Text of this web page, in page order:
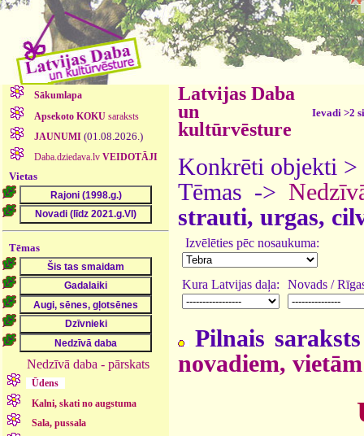
Sākumlapa
Apsekoto KOKUsaraksts
JAUNUMI (01.08.2026.)
Daba.dziedava.lv VEIDOTĀJI
Vietas
Tēmas
Nedzīvā daba - pārskats
Ūdens
Kalni, skati no augstuma
Sala, pussala
Latvijas Daba
un
kultūrvēsture
Ievadi >2
Konkrēti objekti >
Tēmas ->
strauti, urgas,
Izvēlēties pēc nosaukuma:
Kura Latvijas daļa: Novads /
Pilnais
novadiem, vietām